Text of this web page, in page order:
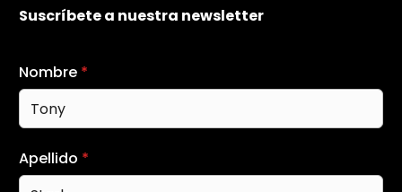
Suscríbete a nuestra newsletter
Nombre *
Apellido *